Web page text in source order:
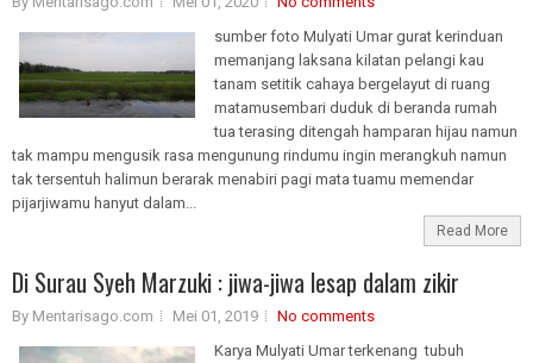
sumber foto Mulyati Umar gurat kerinduan
memanjang laksana kilatan pelangi kau
tanam setitik cahaya bergelayut di ruang
matamusembari duduk di beranda rumah
tua terasing ditengah hamparan hijau namun
tak mampu mengusik rasa mengunung rindumu ingin merangkuh namun
tak tersentuh halimun berarak menabiri pagi mata tuamu memendar
pijarjiwamu hanyut dalam...
Read More
Di Surau Syeh Marzuki : jiwa-jiwa lesap dalam zikir
By Mentarisago.com Mei 01, 2019
No comments
Karya Mulyati Umar terkenang tubuh